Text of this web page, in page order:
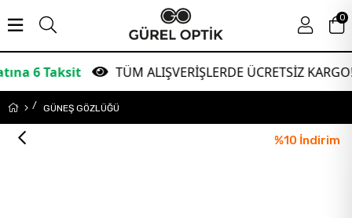
TÜM ALIŞVERİŞLERDE ÜCRETSİZ KARGO!
0
GÜNEŞ GÖZLÜĞÜ
%10 İndirim